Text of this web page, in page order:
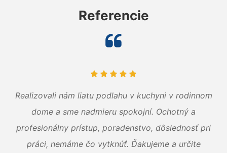
Referencie
Realizovali nám liatu podlahu v kuchyni v rodinnom
dome a sme nadmieru spokojní. Ochotný a
profesionálny prístup, poradenstvo, dôslednosť pri
práci, nemáme čo vytknúť. Ďakujeme a určite